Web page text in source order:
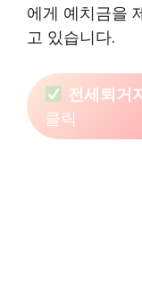
에게 예치금을
고 있습니다.
전세퇴거
클릭